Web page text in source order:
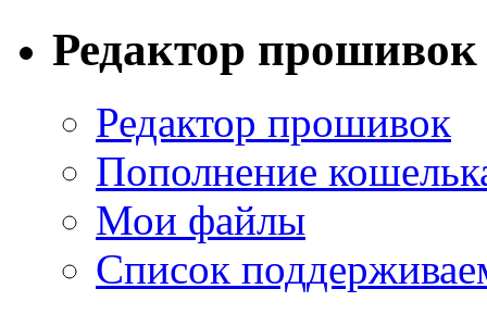
Редактор прошивок
Редактор прошивок
Пополнение
Мои файлы
Список